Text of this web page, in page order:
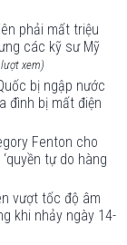
phải mất triệu
các kỹ sư Mỹ
xem)
bị ngập nước
đình bị mất điện
Fenton cho
tự do hàng
vượt tốc độ âm
khi nhảy ngày 14-